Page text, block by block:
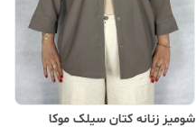
شومیز زنانه کتان سیلک موکا